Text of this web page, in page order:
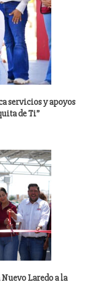
servicios y apoyos
de Ti”
Laredo a la